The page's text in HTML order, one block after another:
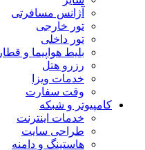
آژانس مسافرتی
تور خارجی
تور داخلی
بلیط هواپیما و قطار
رزرو هتل
خدمات ویزا
وقت سفارت
کامپیوتر و شبکه
خدمات اینترنت
طراحی سایت
هاستینگ و دامنه